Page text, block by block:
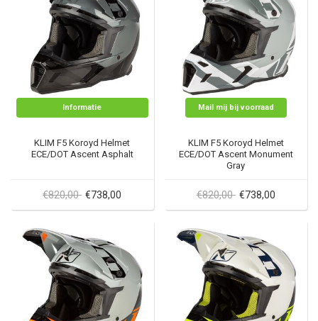
Informatie
KLIM F5 Koroyd Helmet
ECE/DOT Ascent Asphalt
€820,00 €738,00
Mail mij bij voorraad
KLIM F5 Koroyd Helmet
ECE/DOT Ascent Monument
Gray
€820,00 €738,00